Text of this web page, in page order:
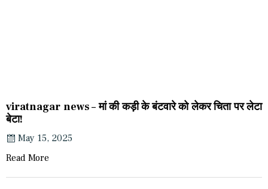
viratnagar news – मां की कड़ी के बंटवारे को लेकर चिता पर लेटा
बेटा!
May 15, 2025
Read More